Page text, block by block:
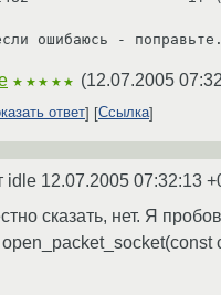
ошибаюсь - поправьте.
★★★★★ (12.07.2005
ответ Ссылка
idle 12.07.2005 07:32:13
сказать, нет. Я
open_packet_socket(const